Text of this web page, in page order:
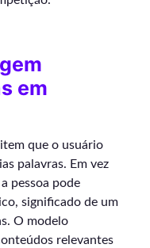
em
que o usuário
palavras. Em vez
pessoa pode
significado de um
O modelo
relevantes